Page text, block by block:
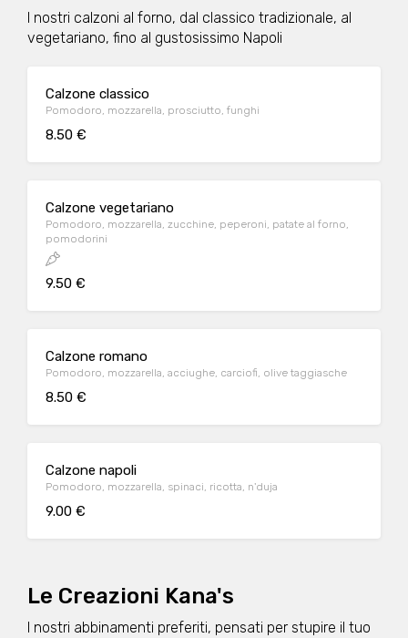
I nostri calzoni al forno, dal classico tradizionale, al
vegetariano, fino al gustosissimo Napoli
Calzone classico
Pomodoro, mozzarella, prosciutto, funghi
8.50 €
Calzone vegetariano
Pomodoro, mozzarella, zucchine, peperoni, patate al forno,
pomodorini
9.50 €
Calzone romano
Pomodoro, mozzarella, acciughe, carciofi, olive taggiasche
8.50 €
Calzone napoli
Pomodoro, mozzarella, spinaci, ricotta, n'duja
9.00 €
Le Creazioni Kana's
I nostri abbinamenti preferiti, pensati per stupire il tuo